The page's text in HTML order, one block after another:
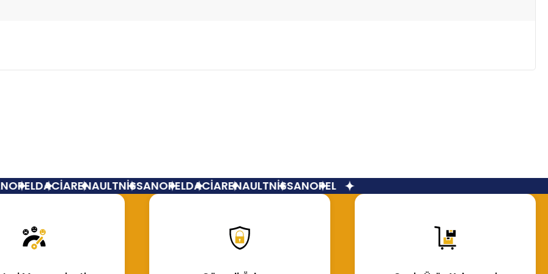
OPELDACİARENAULTNİSSANOPELDACİARENAULTNİSSANOPEL